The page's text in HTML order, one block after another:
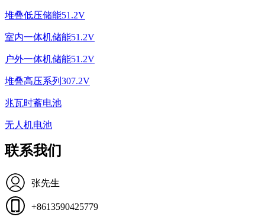
堆叠低压储能51.2V
室内一体机储能51.2V
户外一体机储能51.2V
堆叠高压系列307.2V
兆瓦时蓄电池
无人机电池
联系我们
张先生
+8613590425779